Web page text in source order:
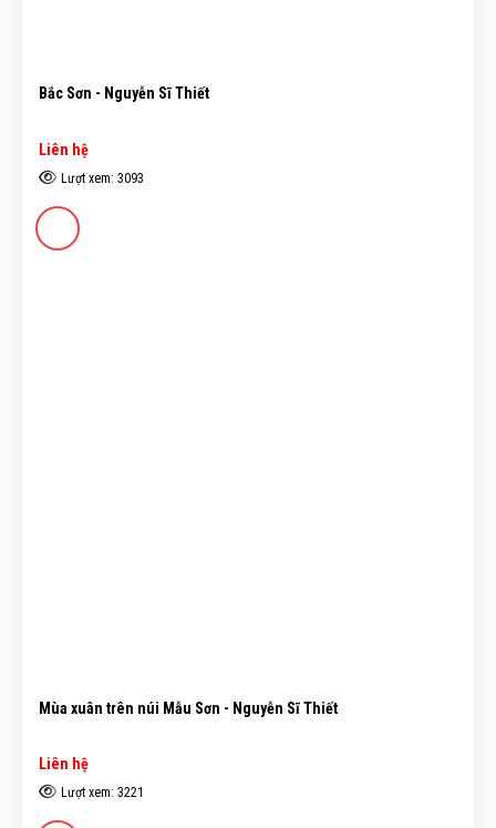
Bắc Sơn - Nguyễn Sĩ Thiết
Liên hệ
Lượt xem: 3093
Mùa xuân trên núi Mẫu Sơn - Nguyễn Sĩ Thiết
Liên hệ
Lượt xem: 3221